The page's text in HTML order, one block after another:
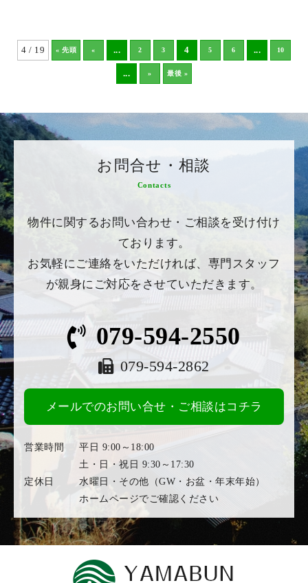
4 / 19 « 先頭 « ... 2 3 4 5 6 ... 10
... » 最後 »
お問合せ・相談
Contacts
物件に関するお問い合わせ・ご相談を受け付け
ております。
お気軽にご連絡をいただければ、専門スタッフ
が親身にご対応をさせていただきます。
079-594-2550
079-594-2862
メールでのお問い合せ・ご相談はコチラ
営業時間
平日 9:00～18:00
土・日・祝日 9:30～17:30
定休日
水曜日・その他（GW・お盆・年末年始）
ホームページでご確認ください